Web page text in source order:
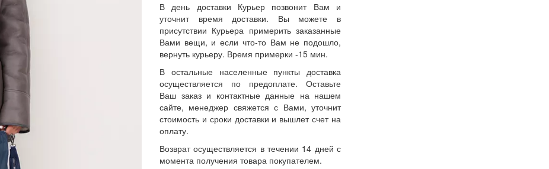
В день доставки Курьер позвонит Вам и
уточнит время доставки. Вы можете в
присутствии Курьера примерить заказанные
Вами вещи, и если что-то Вам не подошло,
вернуть курьеру. Время примерки -15 мин.
В остальные населенные пункты доставка
осуществляется по предоплате. Оставьте
Ваш заказ и контактные данные на нашем
сайте, менеджер свяжется с Вами, уточнит
стоимость и сроки доставки и вышлет счет на
оплату.
Возврат осуществляется в течении 14 дней с
момента получения товара покупателем.